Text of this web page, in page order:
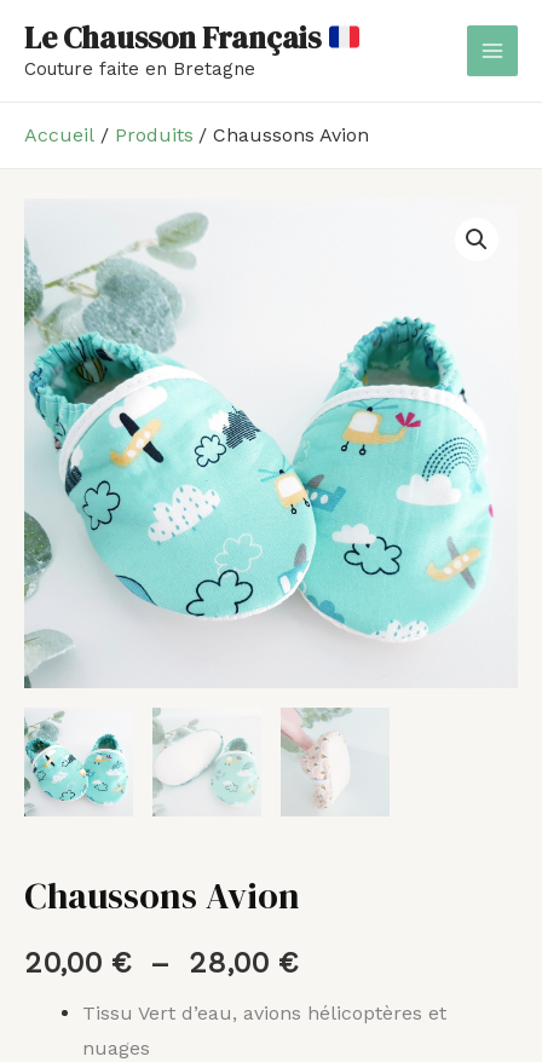
Le Chausson Français
Couture faite en Bretagne
Accueil Produits Chaussons Avion
Chaussons Avion
20,00 € – 28,00 €
prix :
20,00 €
à
28,00 €
Tissu Vert d’eau, avions hélicoptères et
nuages
de
Chaussons
Avion